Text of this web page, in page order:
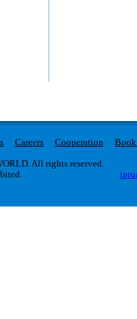
Careers Cooperation
All rights reserved.